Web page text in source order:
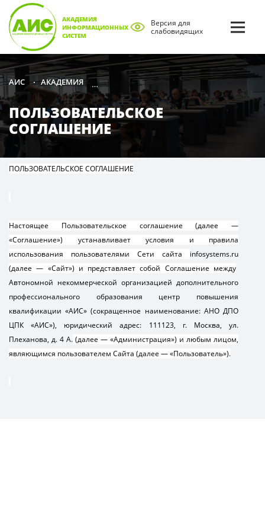
АКАДЕМИЯ
ИНФОРМАЦИОННЫХ
СИСТЕМ
Версия для
слабовидящих
АИС • АКАДЕМИЯ ПОЛЬЗОВАТЕЛЬСКОЕ СОГЛАШЕНИЕ
ПОЛЬЗОВАТЕЛЬСКОЕ
СОГЛАШЕНИЕ
ПОЛЬЗОВАТЕЛЬСКОЕ СОГЛАШЕНИЕ
Настоящее Пользовательское соглашение (далее —
«Соглашение») устанавливает условия и правила
использования пользователями Сети сайта infosystems.ru
(далее — «Сайт») и представляет собой Соглашение между
Автономной некоммерческой организацией дополнительного
профессионального образования центр повышения
квалификации «АИС» (сокращенное наименование: АНО ДПО
ЦПК «АИС»), юридический адрес: 111123, г. Москва, ул.
Плеханова, д. 4 А. (далее — «Администрация») и любым лицом,
являющимся пользователем Сайта (далее — «Пользователь»).